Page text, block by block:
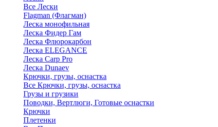
Все Лески
Flagman (Флагман)
Леска монофильная
Леска Фидер Гам
Леска Флюрокарбон
Леска ELEGANCE
Леска Carp Pro
Леска Dunaev
Крючки, грузы, оснастка
Все Крючки, грузы, оснастка
Грузы и грузики
Поводки, Вертлюги, Готовые оснастки
Крючки
Плетенки